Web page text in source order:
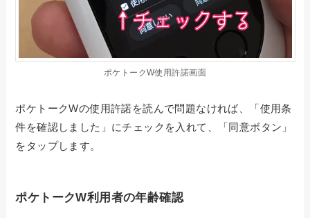
ポケトークW使用許諾画面
ポケトークWの使用許諾を読んで問題なければ、「使用条
件を確認しました」にチェックを入れて、「同意ボタン」
をタップします。
ポケトークW利用者の年齢確認